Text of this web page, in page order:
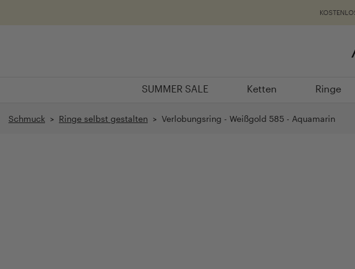
SUMMER SALE
SUMMER SALE
Ketten
Ketten
Ringe
Ringe
Schmuck > Ringe selbst gestalten > Verlobungsring - Weißgold 585 - Aquamarin